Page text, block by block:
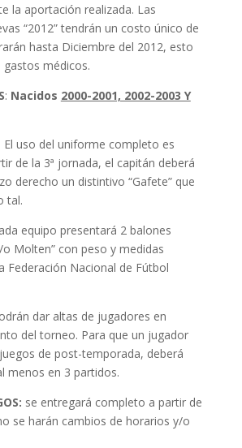
la aportación realizada. Las
“2012” tendrán un costo único de
hasta Diciembre del 2012, esto
gastos médicos.
: Nacidos 2000-2001, 2002-2003 Y
: El uso del uniforme completo es
de la 3ª jornada, el capitán deberá
derecho un distintivo “Gafete” que
tal.
equipo presentará 2 balones
Molten” con peso y medidas
Federación Nacional de Fútbol
dar altas de jugadores en
del torneo. Para que un jugador
de post-temporada, deberá
menos en 3 partidos.
se entregará completo a partir de
se harán cambios de horarios y/o